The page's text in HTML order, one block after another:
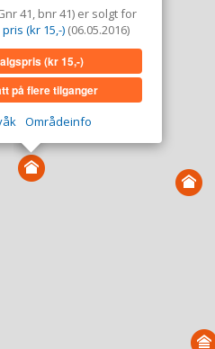
41, bnr 41) er solgt for
(kr 15,-) (06.05.2016)
(kr 15,-)
på flere tilganger
Områdeinfo